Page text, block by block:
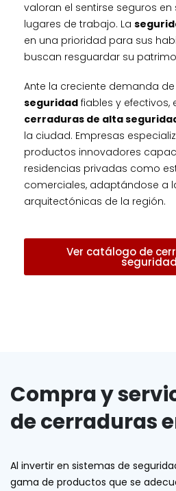
valoran el sentirse seguros
lugares de trabajo. La
en una prioridad para sus
buscan resguardar su
Ante la creciente demanda de
seguridad fiables y efectivos,
cerraduras de alta
la ciudad. Empresas
productos innovadores
residencias privadas como
comerciales, adaptándose a
arquitectónicas de la región.
Ver catálogo de
seguridad
Compra y
de cerraduras
Al invertir en sistemas de
gama de productos que se